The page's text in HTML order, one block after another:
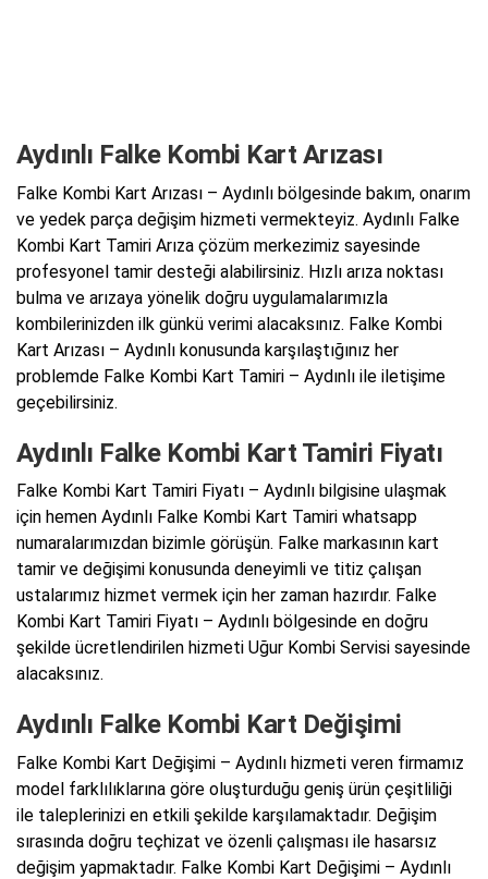
Aydınlı Falke Kombi Kart Arızası
Falke Kombi Kart Arızası – Aydınlı bölgesinde bakım, onarım
ve yedek parça değişim hizmeti vermekteyiz. Aydınlı Falke
Kombi Kart Tamiri Arıza çözüm merkezimiz sayesinde
profesyonel tamir desteği alabilirsiniz. Hızlı arıza noktası
bulma ve arızaya yönelik doğru uygulamalarımızla
kombilerinizden ilk günkü verimi alacaksınız. Falke Kombi
Kart Arızası – Aydınlı konusunda karşılaştığınız her
problemde Falke Kombi Kart Tamiri – Aydınlı ile iletişime
geçebilirsiniz.
Aydınlı Falke Kombi Kart Tamiri Fiyatı
Falke Kombi Kart Tamiri Fiyatı – Aydınlı bilgisine ulaşmak
için hemen Aydınlı Falke Kombi Kart Tamiri whatsapp
numaralarımızdan bizimle görüşün. Falke markasının kart
tamir ve değişimi konusunda deneyimli ve titiz çalışan
ustalarımız hizmet vermek için her zaman hazırdır. Falke
Kombi Kart Tamiri Fiyatı – Aydınlı bölgesinde en doğru
şekilde ücretlendirilen hizmeti Uğur Kombi Servisi sayesinde
alacaksınız.
Aydınlı Falke Kombi Kart Değişimi
Falke Kombi Kart Değişimi – Aydınlı hizmeti veren firmamız
model farklılıklarına göre oluşturduğu geniş ürün çeşitliliği
ile taleplerinizi en etkili şekilde karşılamaktadır. Değişim
sırasında doğru teçhizat ve özenli çalışması ile hasarsız
değişim yapmaktadır. Falke Kombi Kart Değişimi – Aydınlı